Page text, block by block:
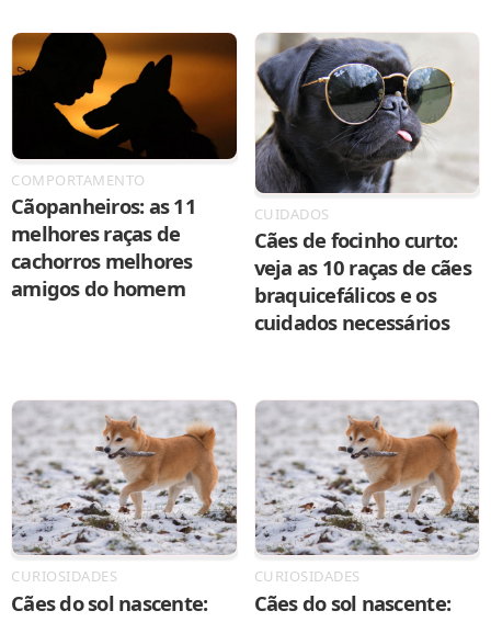
COMPORTAMENTO
Cãopanheiros: as 11
melhores raças de
cachorros melhores
amigos do homem
CUIDADOS
Cães de focinho curto:
veja as 10 raças de cães
braquicefálicos e os
cuidados necessários
CURIOSIDADES
Cães do sol nascente:
CURIOSIDADES
Cães do sol nascente: